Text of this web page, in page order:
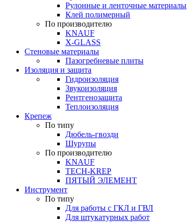
Рулонные и ленточные материалы
Клей полимерный
По производителю
KNAUF
X-GLASS
Стеновые материалы
Пазогребневые плиты
Изоляция и защита
Гидроизоляция
Звукоизоляция
Рентгенозащита
Теплоизоляция
Крепеж
По типу
Дюбель-гвозди
Шурупы
По производителю
KNAUF
TECH-KREP
ПЯТЫЙ ЭЛЕМЕНТ
Инструмент
По типу
Для работы с ГКЛ и ГВЛ
Для штукатурных работ